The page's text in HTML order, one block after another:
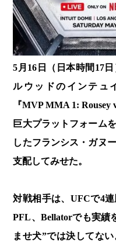
5月16日（日本時間17
ルウッドのインテュ
『MVP MMA 1:
巨大プラットフォーム
したフランシス・ガヌ
支配してみせた。
対戦相手は、UFCで4
PFL、Bellatorでも実績
ませ犬”では決してな